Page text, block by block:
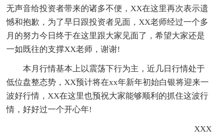
无声音给投资者带来的诸多不便，XX在这里再次表示遗
憾和抱歉，为了早日跟投资者见面，XX老师经过一个多
月的努力今日终于在这里跟大家见面了，希望大家还是
一如既往的支撑XX老师，谢谢!
本月行情基本上以震荡下行为主，近几日行情处于
低位盘整态势，XX预计将在xx年新年初始白银将迎来一
波好行情，XX在这里也预祝大家能够顺利的抓住这波行
情，好好过一个开心年!
XXX